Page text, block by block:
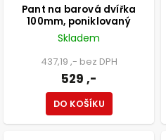
Pant na barová dvířka
100mm, poniklovaný
Skladem
437,19 ,- bez DPH
529 ,-
DO KOŠÍKU